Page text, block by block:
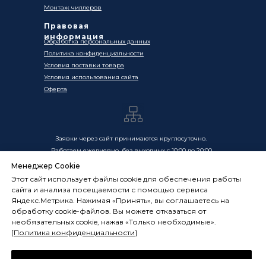
Цены, указанные на сайте, носят информационный
характер и не являются публичной офертой в смысле
ст. 437 ГК РФ. Окончательная стоимость товаров и услуг
определяется индивидуально и фиксируется в
Спецификации. Условия оказания услуг определяются
публичной офертой, размещённой по адресу:
Заявки через сайт принимаются круглосуточно.
Работаем ежедневно, без выходных с 10:00 до 20:00
Обработка персональных данных
Политика конфиденциальности
Условия поставки товара
Оферта
Условия использования сайта
Правовая
информация
Монтаж чиллеров
Менеджер Cookie
Этот сайт использует файлы cookie для обеспечения работы
сайта и анализа посещаемости с помощью сервиса
Яндекс.Метрика. Нажимая «Принять», вы соглашаетесь на
обработку cookie-файлов. Вы можете отказаться от
необязательных cookie, нажав «Только необходимые».
[Политика конфиденциальности]